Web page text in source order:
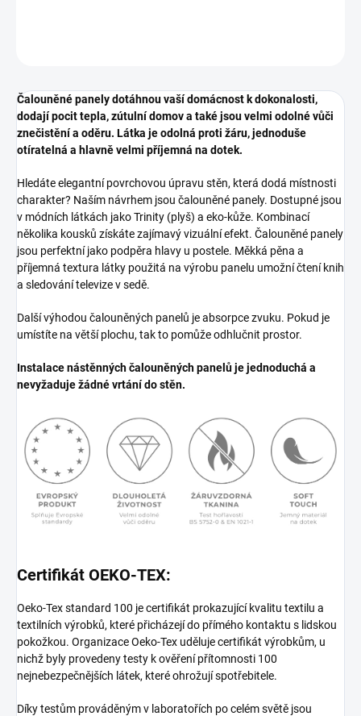
Čalouněné panely dotáhnou vaší domácnost k dokonalosti,
dodají pocit tepla, zútulní domov a také jsou velmi odolné vůči
znečistění a oděru. Látka je odolná proti žáru, jednoduše
otíratelná a hlavně velmi příjemná na dotek.
Hledáte elegantní povrchovou úpravu stěn, která dodá místnosti
charakter? Naším návrhem jsou čalouněné panely. Dostupné jsou
v módních látkách jako Trinity (plyš) a eko-kůže. Kombinací
několika kousků získáte zajímavý vizuální efekt. Čalouněné panely
jsou perfektní jako podpěra hlavy u postele. Měkká pěna a
příjemná textura látky použitá na výrobu panelu umožní čtení knih
a sledování televize v sedě.
Další výhodou čalouněných panelů je absorpce zvuku. Pokud je
umístíte na větší plochu, tak to pomůže odhlučnit prostor.
Instalace nástěnných čalouněných panelů je jednoduchá a
nevyžaduje žádné vrtání do stěn.
Certifikát OEKO-TEX:
Oeko-Tex standard 100 je certifikát prokazující kvalitu textilu a
textilních výrobků, které přicházejí do přímého kontaktu s lidskou
pokožkou. Organizace Oeko-Tex uděluje certifikát výrobkům, u
nichž byly provedeny testy k ověření přítomnosti 100
nejnebezpečnějších látek, které ohrožují spotřebitele.
Díky testům prováděným v laboratořích po celém světě jsou